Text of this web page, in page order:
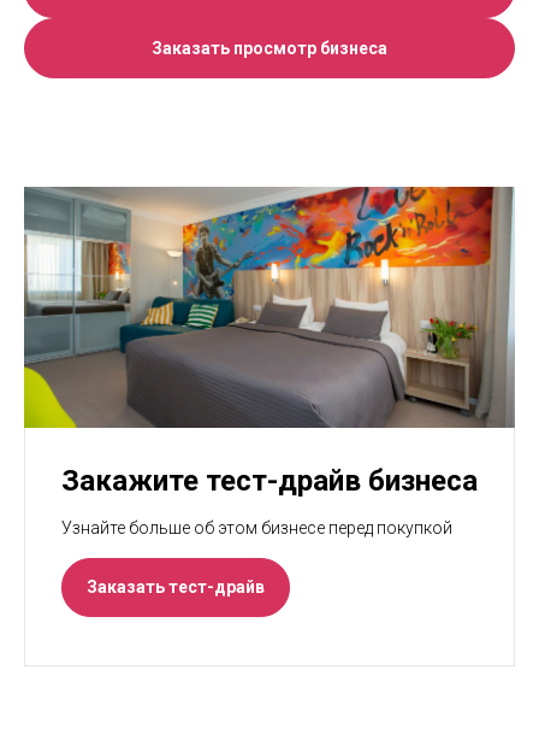
Заказать просмотр бизнеса
Закажите тест-драйв бизнеса
Узнайте больше об этом бизнесе перед покупкой
Заказать тест-драйв